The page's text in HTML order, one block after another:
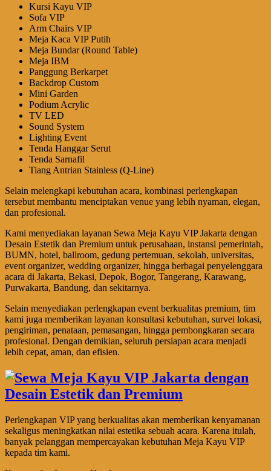
Kursi Kayu VIP
Sofa VIP
Arm Chairs VIP
Meja Kaca VIP Putih
Meja Bundar (Round Table)
Meja IBM
Panggung Berkarpet
Backdrop Custom
Mini Garden
Podium Acrylic
TV LED
Sound System
Lighting Event
Tenda Hanggar Serut
Tenda Sarnafil
Tiang Antrian Stainless (Q-Line)
Selain melengkapi kebutuhan acara, kombinasi perlengkapan
tersebut membantu menciptakan venue yang lebih nyaman, elegan,
dan profesional.
Kami menyediakan layanan Sewa Meja Kayu VIP Jakarta dengan
Desain Estetik dan Premium untuk perusahaan, instansi pemerintah,
BUMN, hotel, ballroom, gedung pertemuan, sekolah, universitas,
event organizer, wedding organizer, hingga berbagai penyelenggara
acara di Jakarta, Bekasi, Depok, Bogor, Tangerang, Karawang,
Purwakarta, Bandung, dan sekitarnya.
Selain menyediakan perlengkapan event berkualitas premium, tim
kami juga memberikan layanan konsultasi kebutuhan, survei lokasi,
pengiriman, penataan, pemasangan, hingga pembongkaran secara
profesional. Dengan demikian, seluruh persiapan acara menjadi
lebih cepat, aman, dan efisien.
Perlengkapan VIP yang berkualitas akan memberikan kenyamanan
sekaligus meningkatkan nilai estetika sebuah acara. Karena itulah,
banyak pelanggan mempercayakan kebutuhan Meja Kayu VIP
kepada tim kami.